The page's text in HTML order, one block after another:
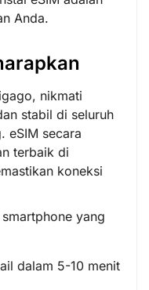
Anda.
nikmati
stabil di seluruh
eSIM secara
terbaik di
koneksi
yang
dalam 5-10 menit